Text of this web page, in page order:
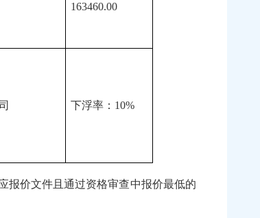
163460.00
下浮率：10%
价文件且通过资格审查中报价最低的